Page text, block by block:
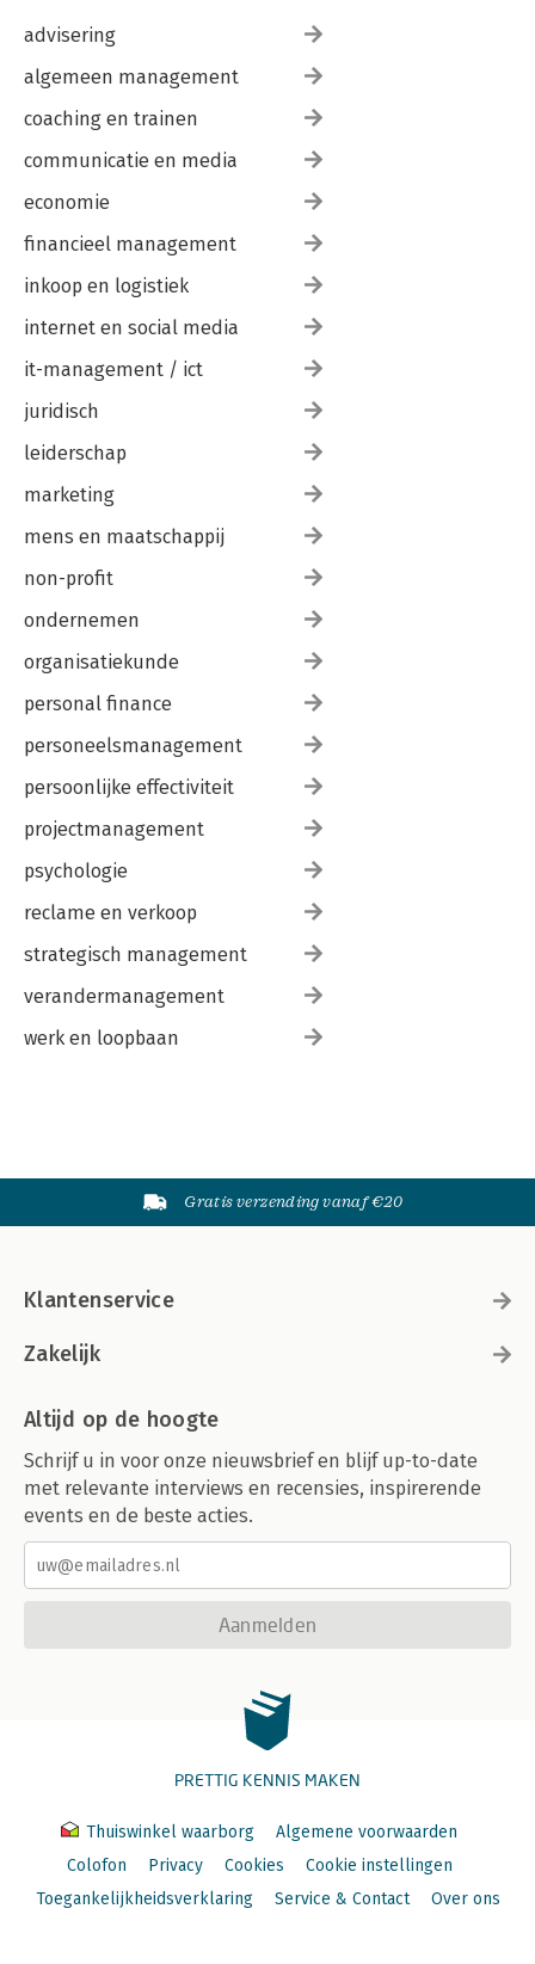
advisering
algemeen management
coaching en trainen
communicatie en media
economie
financieel management
inkoop en logistiek
internet en social media
it-management / ict
juridisch
leiderschap
marketing
mens en maatschappij
non-profit
ondernemen
organisatiekunde
personal finance
personeelsmanagement
persoonlijke effectiviteit
projectmanagement
psychologie
reclame en verkoop
strategisch management
verandermanagement
werk en loopbaan
Gratis verzending vanaf €20
Klantenservice
Zakelijk
Altijd op de hoogte
Schrijf u in voor onze nieuwsbrief en blijf up-to-date
met relevante interviews en recensies, inspirerende
events en de beste acties.
Aanmelden
PRETTIG KENNIS MAKEN
Thuiswinkel waarborg
Algemene voorwaarden
Colofon
Privacy Cookies
Cookie instellingen
Toegankelijkheidsverklaring
Service & Contact Over ons